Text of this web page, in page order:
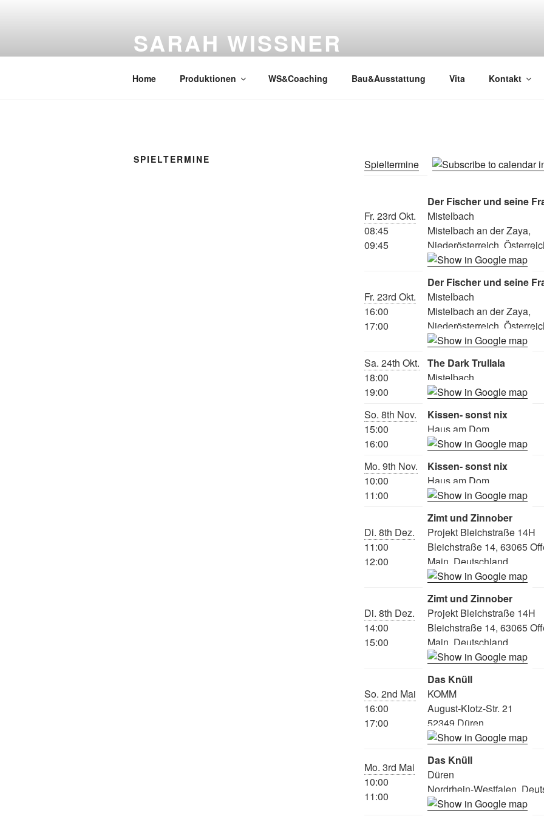
SARAH WISSNER
Home Produktionen WS&Coaching Bau&Ausstattung Vita Kontakt
SPIELTERMINE Spieltermine
Fr. 23rd Okt.
08:45
09:45
Der Fischer und seine
Mistelbach
Mistelbach an der Zaya,
Niederösterreich,
Fr. 23rd Okt.
16:00
17:00
Der Fischer und seine
Mistelbach
Mistelbach an der Zaya,
Niederösterreich,
Sa. 24th Okt.
18:00
19:00
The Dark Trullala
Mistelbach
So. 8th Nov.
15:00
16:00
Kissen- sonst nix
Haus am Dom
Mo. 9th Nov.
10:00
11:00
Kissen- sonst nix
Haus am Dom
Di. 8th Dez.
11:00
12:00
Zimt und Zinnober
Projekt Bleichstraße 14H
Bleichstraße 14, 63065
Main, Deutschland
Di. 8th Dez.
14:00
15:00
Zimt und Zinnober
Projekt Bleichstraße 14H
Bleichstraße 14, 63065
Main, Deutschland
So. 2nd Mai
16:00
17:00
Das Knüll
KOMM
August-Klotz-Str. 21
52349 Düren
Mo. 3rd Mai
10:00
11:00
Das Knüll
Düren
Nordrhein-Westfalen,